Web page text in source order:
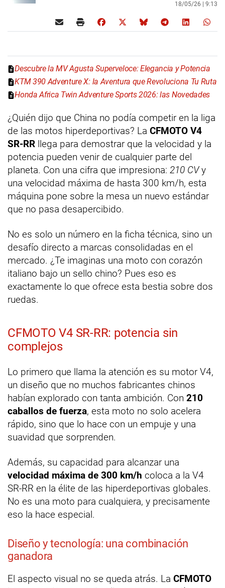
18/05/26 | 9:13
Descubre la MV Agusta Superveloce: Elegancia y Potencia
KTM 390 Adventure X: la Aventura que Revoluciona Tu Ruta
Honda Africa Twin Adventure Sports 2026: las Novedades
¿Quién dijo que China no podía competir en la liga
de las motos hiperdeportivas? La CFMOTO V4
SR-RR llega para demostrar que la velocidad y la
potencia pueden venir de cualquier parte del
planeta. Con una cifra que impresiona: 210 CVy
una velocidad máxima de hasta 300 km/h, esta
máquina pone sobre la mesa un nuevo estándar
que no pasa desapercibido.
No es solo un número en la ficha técnica, sino un
desafío directo a marcas consolidadas en el
mercado. ¿Te imaginas una moto con corazón
italiano bajo un sello chino? Pues eso es
exactamente lo que ofrece esta bestia sobre dos
ruedas.
CFMOTO V4 SR-RR: potencia sin
complejos
Lo primero que llama la atención es su motor V4,
un diseño que no muchos fabricantes chinos
habían explorado con tanta ambición. Con 210
caballos de fuerza, esta moto no solo acelera
rápido, sino que lo hace con un empuje y una
suavidad que sorprenden.
Además, su capacidad para alcanzar una
velocidad máxima de 300 km/h coloca a la V4
SR-RR en la élite de las hiperdeportivas globales.
No es una moto para cualquiera, y precisamente
eso la hace especial.
Diseño y tecnología: una combinación
ganadora
El aspecto visual no se queda atrás. La CFMOTO